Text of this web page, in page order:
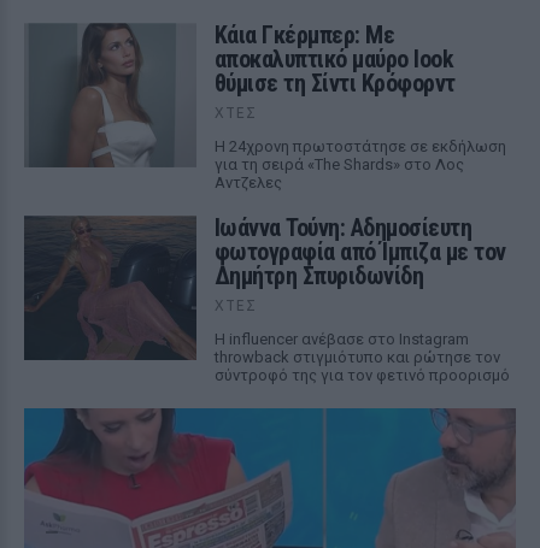
Κάια Γκέρμπερ: Με
αποκαλυπτικό μαύρο look
θύμισε τη Σίντι Κρόφορντ
ΧΤΕΣ
Η 24χρονη πρωτοστάτησε σε εκδήλωση
για τη σειρά «The Shards» στο Λος
Αντζελες
Ιωάννα Τούνη: Αδημοσίευτη
φωτογραφία από Ίμπιζα με τον
Δημήτρη Σπυριδωνίδη
ΧΤΕΣ
Η influencer ανέβασε στο Instagram
throwback στιγμιότυπο και ρώτησε τον
σύντροφό της για τον φετινό προορισμό